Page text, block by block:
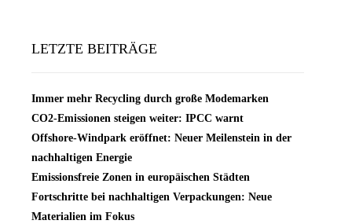
LETZTE BEITRÄGE
Immer mehr Recycling durch große Modemarken
CO2-Emissionen steigen weiter: IPCC warnt
Offshore-Windpark eröffnet: Neuer Meilenstein in der
nachhaltigen Energie
Emissionsfreie Zonen in europäischen Städten
Fortschritte bei nachhaltigen Verpackungen: Neue
Materialien im Fokus